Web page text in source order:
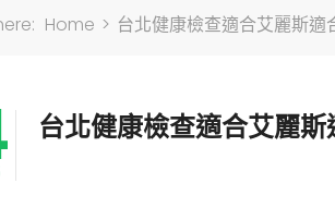
Home > 台北健康檢查適合艾麗斯
台北健康檢查適合艾麗